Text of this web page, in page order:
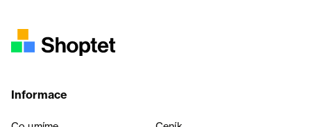
Informace